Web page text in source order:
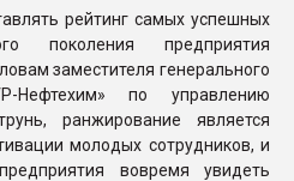
рейтинг самых успешных
поколения предприятия
заместителя генерального
Нефтехим» по управлению
ранжирование является
молодых сотрудников, и
вовремя увидеть